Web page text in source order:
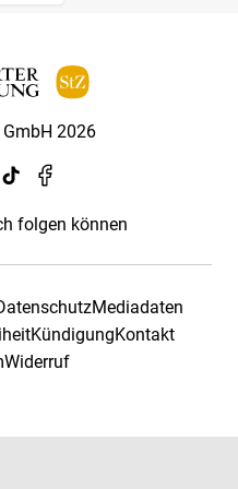
2026
folgen können
Mediadaten
KündigungKontakt
Widerruf